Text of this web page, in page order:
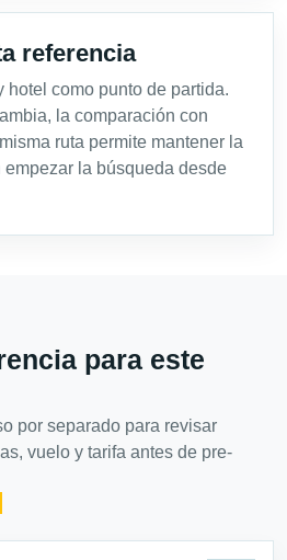
referencia
hotel como punto de partida.
la comparación con
ruta permite mantener la
la búsqueda desde
para este
por separado para revisar
vuelo y tarifa antes de pre-